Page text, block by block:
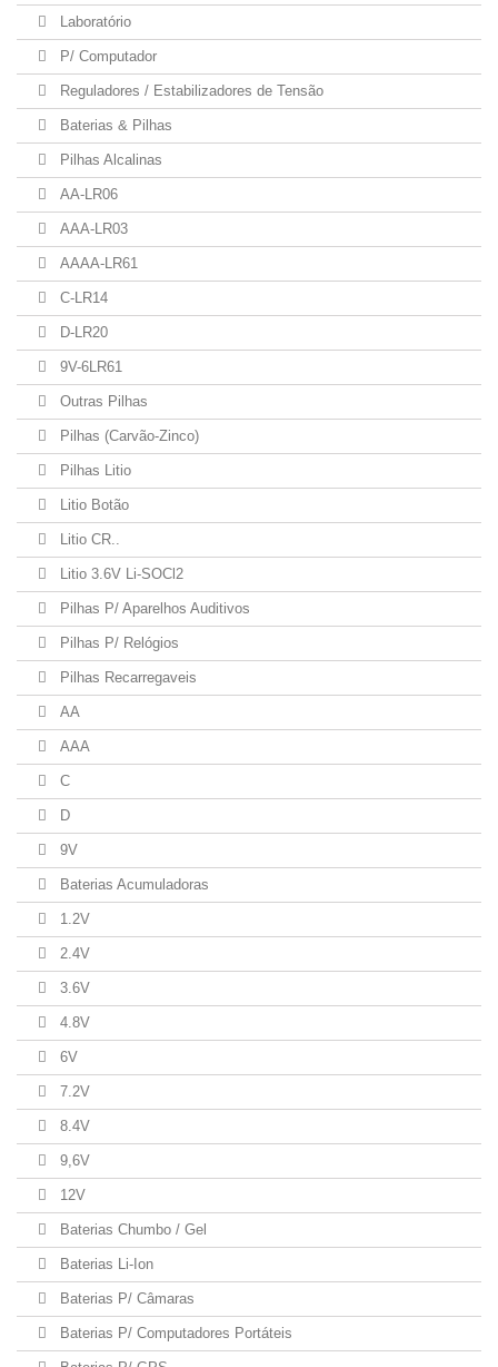
Laboratório
P/ Computador
Reguladores / Estabilizadores de Tensão
Baterias & Pilhas
Pilhas Alcalinas
AA-LR06
AAA-LR03
AAAA-LR61
C-LR14
D-LR20
9V-6LR61
Outras Pilhas
Pilhas (Carvão-Zinco)
Pilhas Litio
Litio Botão
Litio CR..
Litio 3.6V Li-SOCl2
Pilhas P/ Aparelhos Auditivos
Pilhas P/ Relógios
Pilhas Recarregaveis
AA
AAA
C
D
9V
Baterias Acumuladoras
1.2V
2.4V
3.6V
4.8V
6V
7.2V
8.4V
9,6V
12V
Baterias Chumbo / Gel
Baterias Li-Ion
Baterias P/ Câmaras
Baterias P/ Computadores Portáteis